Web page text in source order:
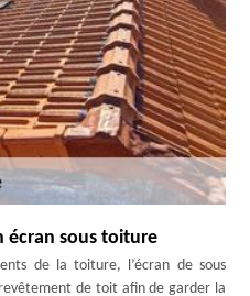
écran sous toiture
de la toiture, l’écran de sous
de toit afin de garder la